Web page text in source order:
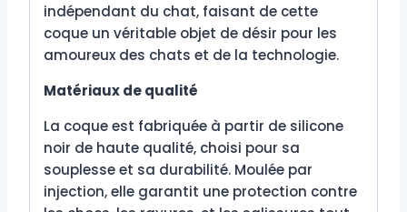
indépendant du chat, faisant de cette
coque un véritable objet de désir pour les
amoureux des chats et de la technologie.
Matériaux de qualité
La coque est fabriquée à partir de silicone
noir de haute qualité, choisi pour sa
souplesse et sa durabilité. Moulée par
injection, elle garantit une protection contre